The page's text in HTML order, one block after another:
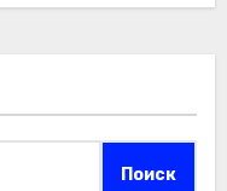
Поиск